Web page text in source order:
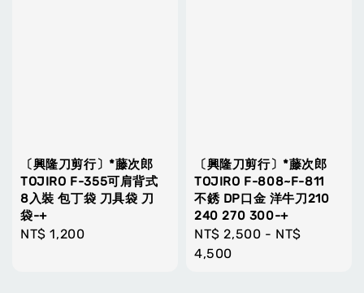
〔興隆刀剪行〕*藤次郎
TOJIRO F-355可肩背式
8入裝 包丁袋 刀具袋 刀
袋-+
Regular
NT$ 1,200
〔興隆刀剪行〕*藤次郎
TOJIRO F-808~F-811
不銹 DP口金 洋牛刀210
240 270 300-+
Regular
price
NT$ 2,500 - NT$
4,500